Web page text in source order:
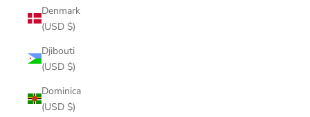
Denmark
(USD $)
Djibouti
(USD $)
Dominica
(USD $)